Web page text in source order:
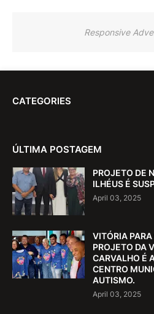
Responsive
CATEGORIES
ÚLTIMA POSTAGEM
PROJETO DE
ILHÉUS É
April 03, 2025
VITÓRIA
PROJETO DA
CARVALHO É
CENTRO
AUTISMO.
April 03, 2025